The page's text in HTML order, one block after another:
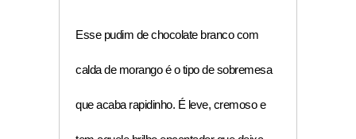
Esse pudim de chocolate branco com
calda de morango é o tipo de sobremesa
que acaba rapidinho. É leve, cremoso e